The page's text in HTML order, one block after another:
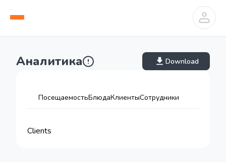
Аналитика Download
ПосещаемостьБлюдаКлиентыСотрудники
Clients